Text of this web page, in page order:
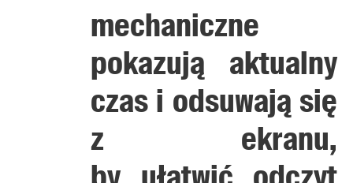
mechaniczne
pokazują aktualny
czas i odsuwają się
z ekranu,